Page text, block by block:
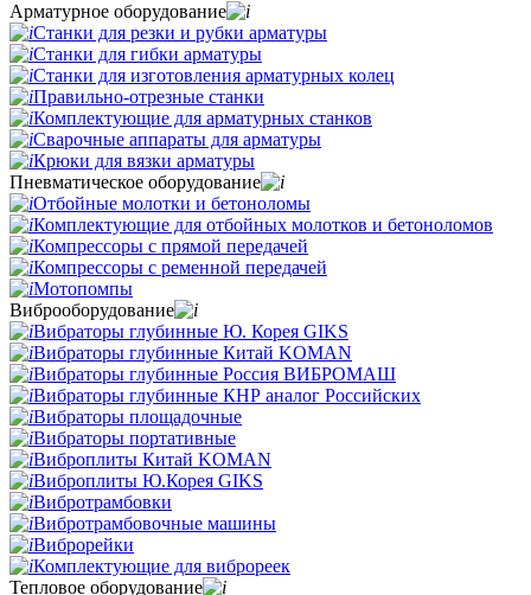
Арматурное оборудование
Станки для резки и рубки арматуры
Станки для гибки арматуры
Станки для изготовления арматурных колец
Правильно-отрезные станки
Комплектующие для арматурных станков
Сварочные аппараты для арматуры
Крюки для вязки арматуры
Пневматическое оборудование
Отбойные молотки и бетоноломы
Комплектующие для отбойных молотков и бетоноломов
Компрессоры с прямой передачей
Компрессоры с ременной передачей
Мотопомпы
Виброоборудование
Вибраторы глубинные Ю. Корея GIKS
Вибраторы глубинные Китай KOMAN
Вибраторы глубинные Россия ВИБРОМАШ
Вибраторы глубинные КНР аналог Российских
Вибраторы площадочные
Вибраторы портативные
Виброплиты Китай KOMAN
Виброплиты Ю.Корея GIKS
Вибротрамбовки
Вибротрамбовочные машины
Виброрейки
Комплектующие для виброреек
Тепловое оборудование